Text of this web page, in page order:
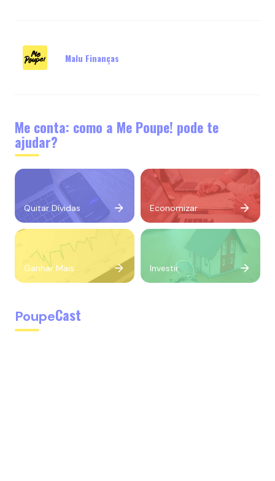
Malu Finanças
Me conta: como a Me Poupe! pode te
ajudar?
Quitar Dívidas Economizar
Ganhar Mais Investir
PoupeCast